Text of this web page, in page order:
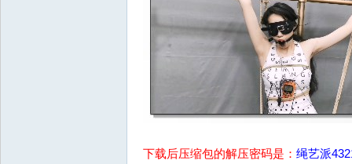
下载后压缩包的解压密码是： 绳艺派